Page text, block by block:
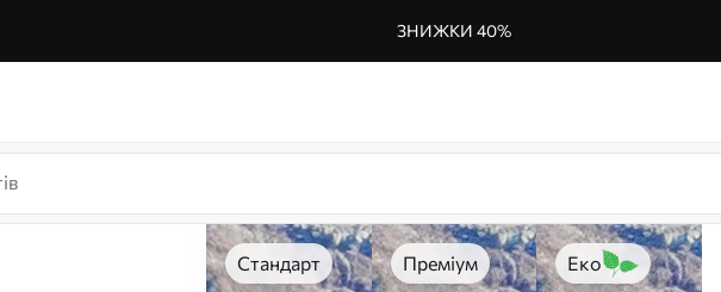
ЗНИЖКИ 40%
Стандарт Преміум Еко